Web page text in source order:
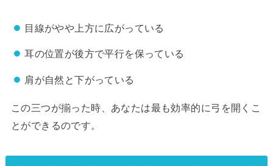
目線がやや上方に広がっている
耳の位置が後方で平行を保っている
肩が自然と下がっている
この三つが揃った時、あなたは最も効率的に弓を開くこ
とができるのです。